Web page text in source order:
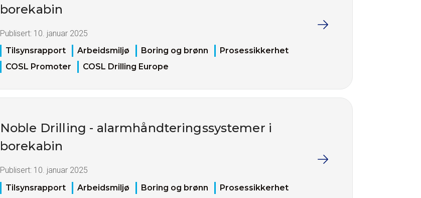
borekabin
Publisert: 10. januar 2025
Tilsynsrapport
Arbeidsmiljø Boring og brønn
Prosessikkerhet
COSL Promoter
COSL Drilling Europe
Noble Drilling - alarmhåndteringssystemer i
borekabin
Publisert: 10. januar 2025
Tilsynsrapport
Arbeidsmiljø Boring og brønn Prosessikkerhet